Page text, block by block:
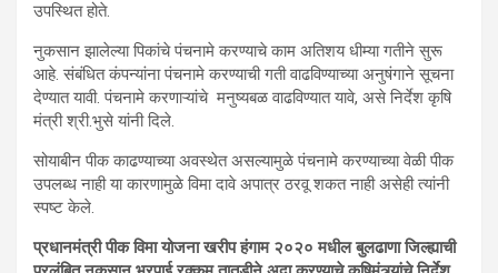
उपस्थित होते.
नुकसान झालेल्या पिकांचे पंचनामे करण्याचे काम अतिशय धीम्या गतीने सुरू
आहे. संबंधित कंपन्यांना पंचनामे करण्याची गती वाढविण्याच्या अनुषंगाने सूचना
देण्यात यावी. पंचनामे करणाऱ्यांचे मनुष्यबळ वाढविण्यात यावे, असे निर्देश कृषि
मंत्री श्री.भुसे यांनी दिले.
सोयाबीन पीक काढण्याच्या अवस्थेत असल्यामुळे पंचनामे करण्याच्या वेळी पीक
उपलब्ध नाही या कारणामुळे विमा दावे अपात्र ठरवू शकत नाही असेही त्यांनी
स्पष्ट केले.
प्रधानमंत्री पीक विमा योजना खरीप हंगाम २०२० मधील बुलढाणा जिल्ह्याची